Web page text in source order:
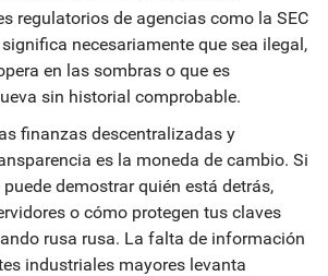
regulatorios de agencias como la SEC
necesariamente que sea ilegal,
en las sombras o que es
sin historial comprobable.
finanzas descentralizadas y
es la moneda de cambio. Si
demostrar quién está detrás,
o cómo protegen tus claves
rusa rusa. La falta de información
industriales mayores levanta